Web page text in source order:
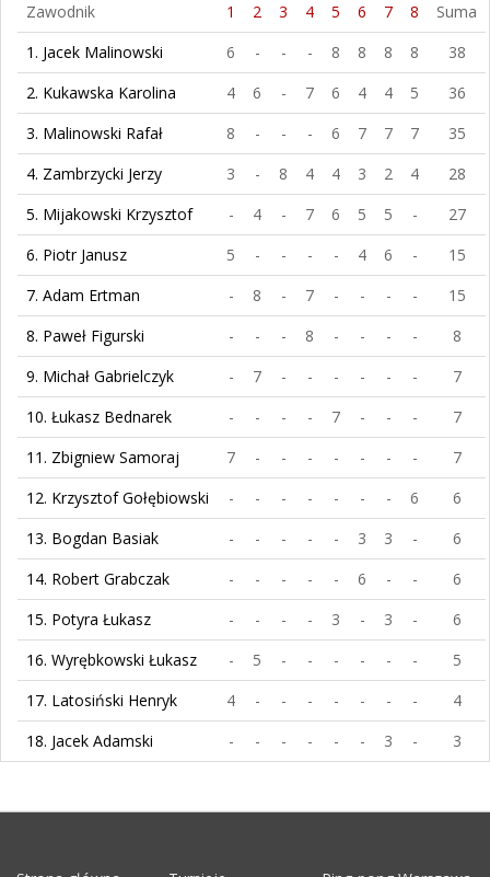
Zawodnik 1 2 3 4 5 6 7 8
Suma
1. Jacek Malinowski
6 - - - 8 8 8 8
38
2. Kukawska Karolina
4 6 - 7 6 4 4 5
36
3. Malinowski Rafał
8 - - - 6 7 7 7
35
4. Zambrzycki Jerzy
3 - 8 4 4 3 2 4
28
5. Mijakowski Krzysztof
- 4 - 7 6 5 5 -
27
6. Piotr Janusz
5 - - - - 4 6 -
15
7. Adam Ertman
- 8 - 7 - - - -
15
8. Paweł Figurski
- - - 8 - - - -
8
9. Michał Gabrielczyk
- 7 - - - - - -
7
10. Łukasz Bednarek
- - - - 7 - - -
7
11. Zbigniew Samoraj
7 - - - - - - -
7
12. Krzysztof Gołębiowski
- - - - - - - 6
6
13. Bogdan Basiak
- - - - - 3 3 -
6
14. Robert Grabczak
- - - - - 6 - -
6
15. Potyra Łukasz
- - - - 3 - 3 -
6
16. Wyrębkowski Łukasz
- 5 - - - - - -
5
17. Latosiński Henryk
4 - - - - - - -
4
18. Jacek Adamski
- - - - - - 3 - 3